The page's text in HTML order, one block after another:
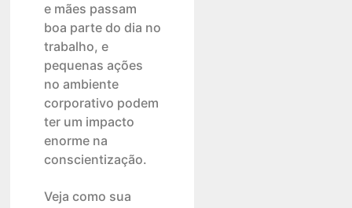
e mães passam
boa parte do dia no
trabalho, e
pequenas ações
no ambiente
corporativo podem
ter um impacto
enorme na
conscientização.
Veja como sua